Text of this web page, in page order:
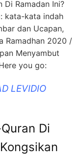
Di Ramadan Ini?
kata-kata indah
dan Ucapan,
Ramadhan 2020 /
Menyambut
you go:
LEVIDIO
Di